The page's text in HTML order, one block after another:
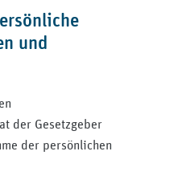
und
der Gesetzgeber
der persönlichen